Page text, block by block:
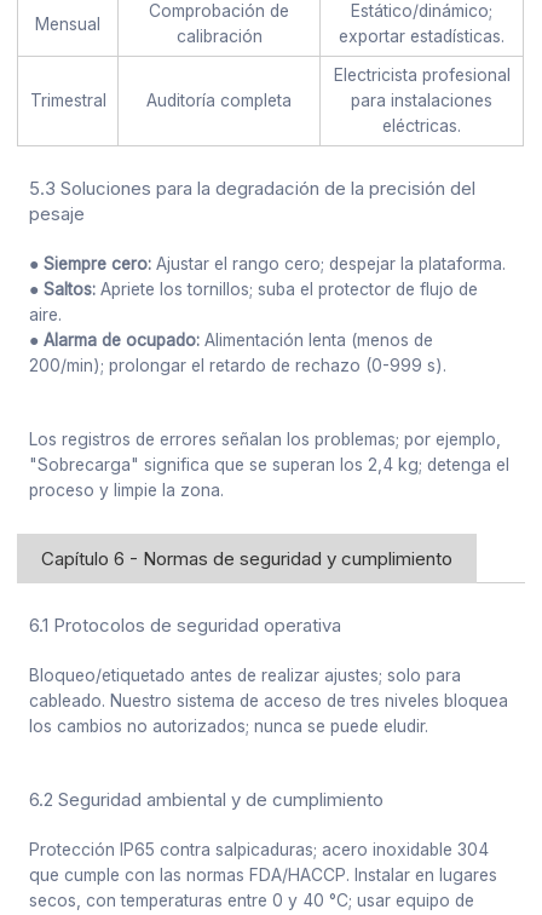
Mensual
Comprobación de
calibración
Estático/dinámico;
exportar estadísticas.
Trimestral Auditoría completa
Electricista profesional
para instalaciones
eléctricas.
5.3 Soluciones para la degradación de la precisión del
pesaje
● Siempre cero: Ajustar el rango cero; despejar la plataforma.
● Saltos:Apriete los tornillos; suba el protector de flujo de
aire.
● Alarma de ocupado: Alimentación lenta (menos de
200/min); prolongar el retardo de rechazo (0-999 s).
Los registros de errores señalan los problemas; por ejemplo,
"Sobrecarga" significa que se superan los 2,4 kg; detenga el
proceso y limpie la zona.
Capítulo 6 - Normas de seguridad y cumplimiento
6.1 Protocolos de seguridad operativa
Bloqueo/etiquetado antes de realizar ajustes; solo para
cableado. Nuestro sistema de acceso de tres niveles bloquea
los cambios no autorizados; nunca se puede eludir.
6.2 Seguridad ambiental y de cumplimiento
Protección IP65 contra salpicaduras; acero inoxidable 304
que cumple con las normas FDA/HACCP. Instalar en lugares
secos, con temperaturas entre 0 y 40 °C; usar equipo de